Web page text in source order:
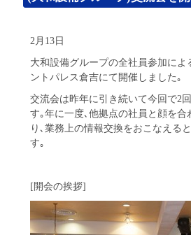
2月13日
大和設備グループの全社員参加によ
ントパレス倉吉にて開催しました｡
交流会は昨年に引き続いて今回で2
す｡年に一度､他拠点の社員と顔を合
り､業務上の情報交換をおこなえる
す｡
[開会の挨拶]